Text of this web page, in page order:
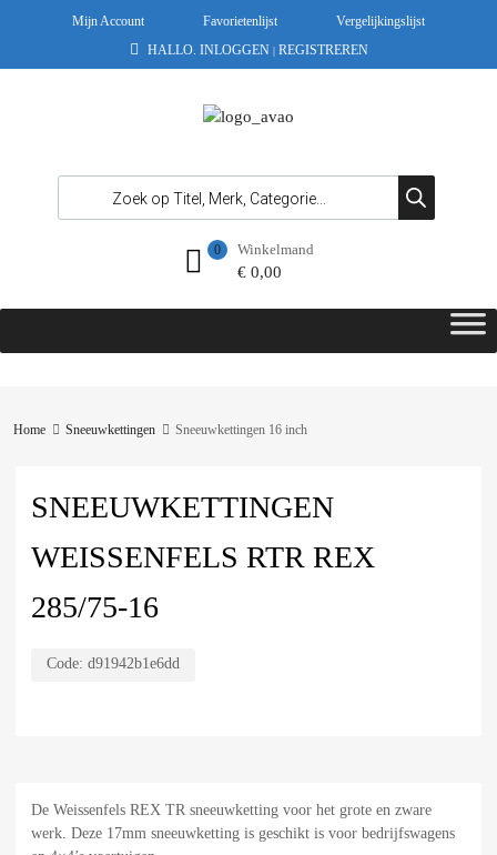
Mijn Account Favorietenlijst
Vergelijkingslijst
HALLO. INLOGGEN | REGISTREREN
Winkelmand
€0,00
0
Home Sneeuwkettingen Sneeuwkettingen 16 inch
SNEEUWKETTINGEN
WEISSENFELS RTR REX
285/75-16
Code: d91942b1e6dd
De Weissenfels REX TR sneeuwketting voor het grote en zware
werk. Deze 17mm sneeuwketting is geschikt is voor bedrijfswagens